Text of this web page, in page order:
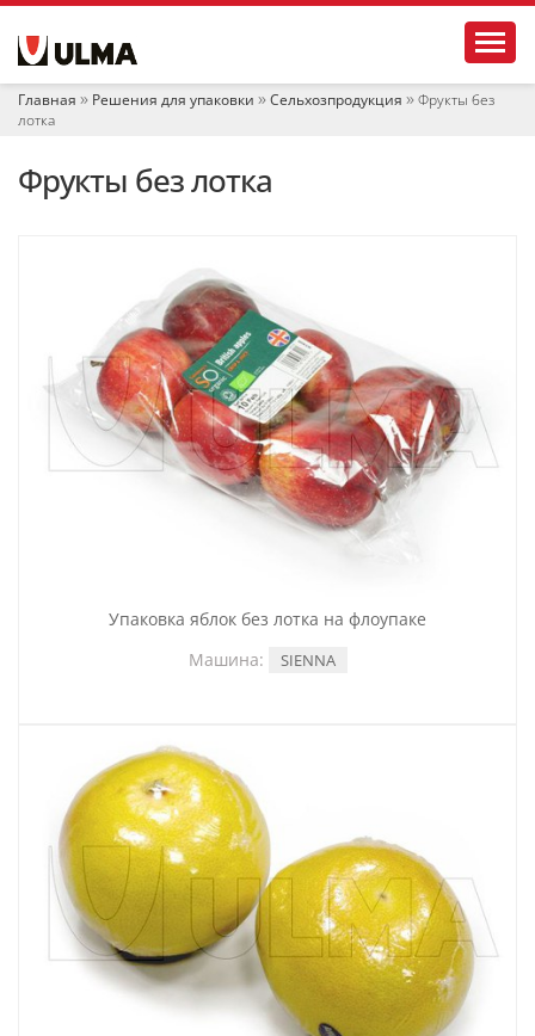
и Главная Решения для упаковки Сельхозпродукция
Фрукты без
лотка
Фрукты без лотка
Упаковка яблок без лотка на флоупаке
Машина:
SIENNA